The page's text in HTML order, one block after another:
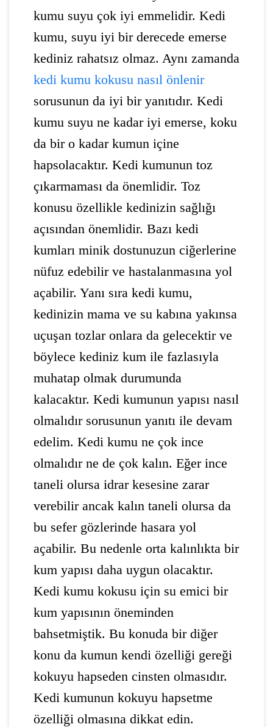
kumu suyu çok iyi emmelidir. Kedi
kumu, suyu iyi bir derecede emerse
kediniz rahatsız olmaz. Aynı zamanda
kedi kumu kokusu nasıl önlenir
sorusunun da iyi bir yanıtıdır. Kedi
kumu suyu ne kadar iyi emerse, koku
da bir o kadar kumun içine
hapsolacaktır. Kedi kumunun toz
çıkarmaması da önemlidir. Toz
konusu özellikle kedinizin sağlığı
açısından önemlidir. Bazı kedi
kumları minik dostunuzun ciğerlerine
nüfuz edebilir ve hastalanmasına yol
açabilir. Yanı sıra kedi kumu,
kedinizin mama ve su kabına yakınsa
uçuşan tozlar onlara da gelecektir ve
böylece kediniz kum ile fazlasıyla
muhatap olmak durumunda
kalacaktır. Kedi kumunun yapısı nasıl
olmalıdır sorusunun yanıtı ile devam
edelim. Kedi kumu ne çok ince
olmalıdır ne de çok kalın. Eğer ince
taneli olursa idrar kesesine zarar
verebilir ancak kalın taneli olursa da
bu sefer gözlerinde hasara yol
açabilir. Bu nedenle orta kalınlıkta bir
kum yapısı daha uygun olacaktır.
Kedi kumu kokusu için su emici bir
kum yapısının öneminden
bahsetmiştik. Bu konuda bir diğer
konu da kumun kendi özelliği gereği
kokuyu hapseden cinsten olmasıdır.
Kedi kumunun kokuyu hapsetme
özelliği olmasına dikkat edin.